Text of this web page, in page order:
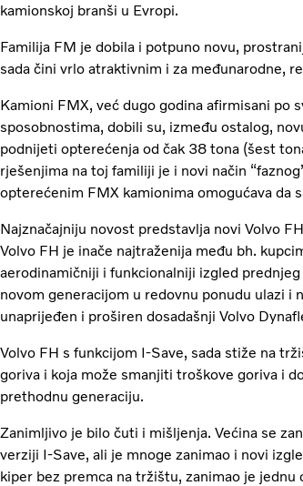
kamionskoj branši u Evropi.
Familija FM je dobila i potpuno novu,
sada čini vrlo atraktivnim i za međunarodne,
Kamioni FMX, već dugo godina afirmisani po
sposobnostima, dobili su, između ostalog,
podnijeti opterećenja od čak 38 tona (šest
rješenjima na toj familiji je i novi način
opterećenim FMX kamionima omogućava da
Najznačajniju novost predstavlja novi Volvo
Volvo FH je inače najtraženija među bh.
aerodinamičniji i funkcionalniji izgled
novom generacijom u redovnu ponudu ulazi
unaprijeđen i proširen dosadašnji Volvo
Volvo FH s funkcijom I-Save, sada stiže na
goriva i koja može smanjiti troškove goriva i
prethodnu generaciju.
Zanimljivo je bilo čuti i mišljenja. Većina se
verziji I-Save, ali je mnoge zanimao i novi
kiper bez premca na tržištu, zanimao je